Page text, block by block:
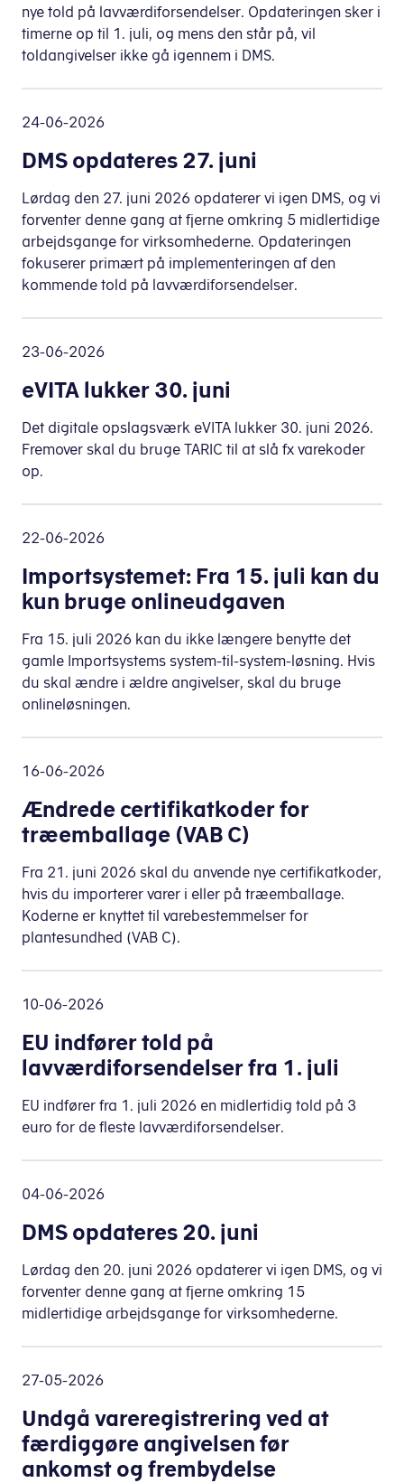
nye told på lavværdiforsendelser. Opdateringen sker i
timerne op til 1. juli, og mens den står på, vil
toldangivelser ikke gå igennem i DMS.
24-06-2026
DMS opdateres 27. juni
Lørdag den 27. juni 2026 opdaterer vi igen DMS, og vi
forventer denne gang at fjerne omkring 5 midlertidige
arbejdsgange for virksomhederne. Opdateringen
fokuserer primært på implementeringen af den
kommende told på lavværdiforsendelser.
23-06-2026
eVITA lukker 30. juni
Det digitale opslagsværk eVITA lukker 30. juni 2026.
Fremover skal du bruge TARIC til at slå fx varekoder
op.
22-06-2026
Importsystemet: Fra 15. juli kan du
kun bruge onlineudgaven
Fra 15. juli 2026 kan du ikke længere benytte det
gamle Importsystems system-til-system-løsning. Hvis
du skal ændre i ældre angivelser, skal du bruge
onlineløsningen.
16-06-2026
Ændrede certifikatkoder for
træemballage (VAB C)
Fra 21. juni 2026 skal du anvende nye certifikatkoder,
hvis du importerer varer i eller på træemballage.
Koderne er knyttet til varebestemmelser for
plantesundhed (VAB C).
10-06-2026
EU indfører told på
lavværdiforsendelser fra 1. juli
EU indfører fra 1. juli 2026 en midlertidig told på 3
euro for de fleste lavværdiforsendelser.
04-06-2026
DMS opdateres 20. juni
Lørdag den 20. juni 2026 opdaterer vi igen DMS, og vi
forventer denne gang at fjerne omkring 15
midlertidige arbejdsgange for virksomhederne.
27-05-2026
Undgå vareregistrering ved at
færdiggøre angivelsen før
ankomst og frembydelse